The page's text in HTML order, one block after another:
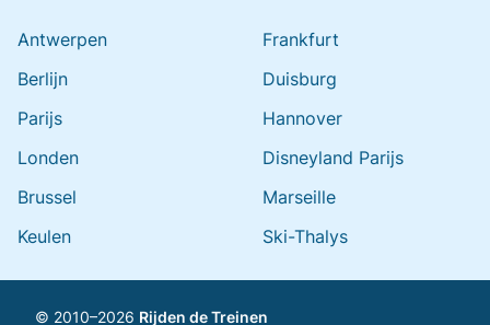
Antwerpen
Berlijn
Parijs
Londen
Brussel
Keulen
Frankfurt
Duisburg
Hannover
Disneyland Parijs
Marseille
Ski-Thalys
© 2010–2026 Rijden de Treinen